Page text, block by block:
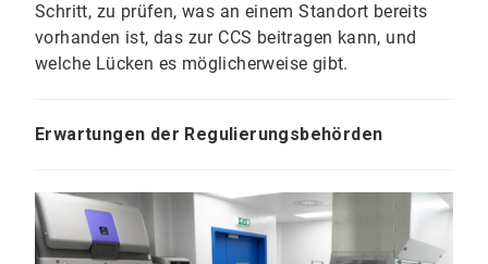
Schritt, zu prüfen, was an einem Standort bereits
vorhanden ist, das zur CCS beitragen kann, und
welche Lücken es möglicherweise gibt.
Erwartungen der Regulierungsbehörden